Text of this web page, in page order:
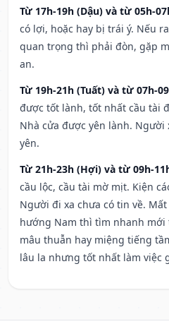
Từ 17h-19h (Dậu) và từ 05h-
có lợi, hoặc hay bị trái ý. Nếu
quan trọng thì phải đòn, gặp
an.
Từ 19h-21h (Tuất) và từ 07h-
được tốt lành, tốt nhất cầu tài
Nhà cửa được yên lành.
yên.
Từ 21h-23h (Hợi) và từ 09h-
cầu lộc, cầu tài mờ mịt. Kiện
Người đi xa chưa có tin về.
hướng Nam thì tìm nhanh mới
mâu thuẫn hay miệng tiếng
lâu la nhưng tốt nhất làm việc